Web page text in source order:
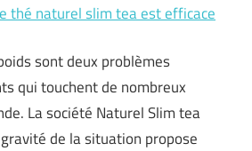
thé naturel slim tea est efficace
sont deux problèmes
qui touchent de nombreux
La société Naturel Slim tea
de la situation propose